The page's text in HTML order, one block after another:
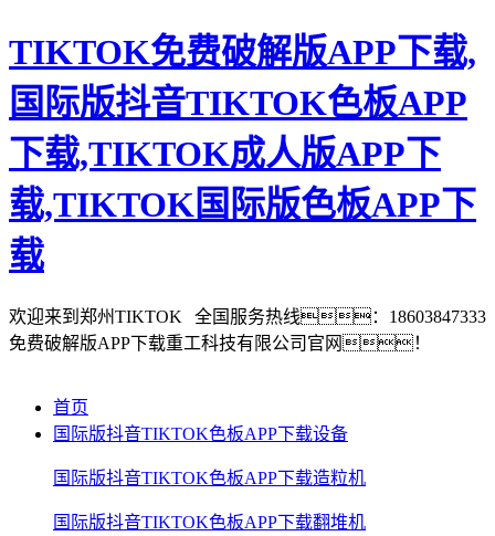
TIKTOK免费破解版APP下载,
国际版抖音TIKTOK色板APP
下载,TIKTOK成人版APP下
载,TIKTOK国际版色板APP下
载
全国服务热线：18603847333
欢迎来到郑州TIKTOK
免费破解版APP下载重工科技有限公司官网！
首页
国际版抖音TIKTOK色板APP下载设备
国际版抖音TIKTOK色板APP下载造粒机
国际版抖音TIKTOK色板APP下载翻堆机